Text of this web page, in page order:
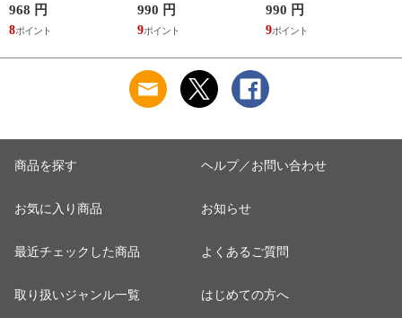
本製 抗菌防臭
968 円
8
スタンダード ノーマ
ルショーツ ML
Wacoal
990 円
9
スタンダード ノーマ
ルショーツ ML
Wacoal
990 円
9
商品を探す
お気に入り商品
最近チェックした商品
取り扱いジャンル一覧
ヘルプ／お問い合わせ
お知らせ
よくあるご質問
はじめての方へ